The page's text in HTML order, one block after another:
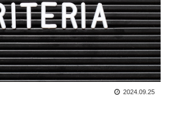
2024.09.25